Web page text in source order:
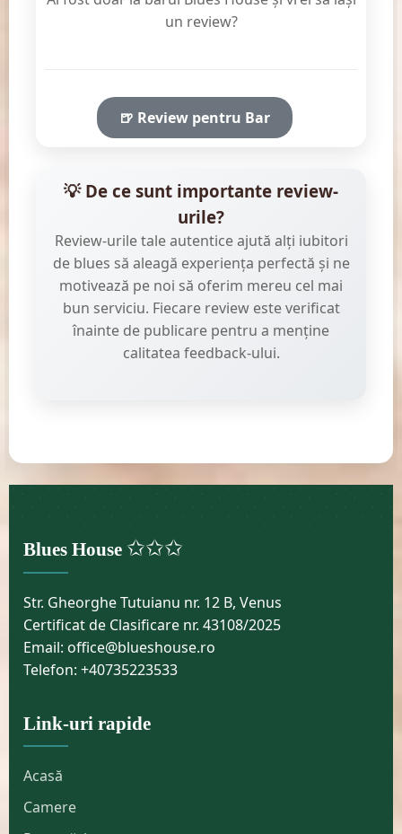
un review?
🍺 Review pentru Bar
💡 De ce sunt importante review-
urile?
Review-urile tale autentice ajută alți iubitori
de blues să aleagă experiența perfectă și ne
motivează pe noi să oferim mereu cel mai
bun serviciu. Fiecare review este verificat
înainte de publicare pentru a menține
calitatea feedback-ului.
Blues House ✩✩✩
Str. Gheorghe Tutuianu nr. 12 B, Venus
Certificat de Clasificare nr. 43108/2025
Email: office@blueshouse.ro
Telefon: +40735223533
Link-uri rapide
Acasă
Camere